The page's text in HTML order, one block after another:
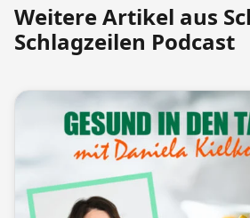
Weitere Artikel aus
Schlagzeilen Podcast